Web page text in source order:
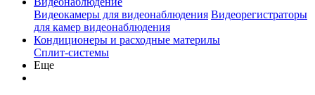
Видеокамеры для видеонаблюдения Видеорегистраторы
для камер видеонаблюдения
Кондиционеры и расходные материлы
Сплит-системы
Еще